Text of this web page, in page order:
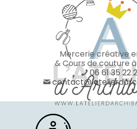
Mercerie créative
& Cours de couture
06 61 35 22